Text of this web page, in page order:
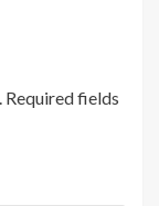
Required fields